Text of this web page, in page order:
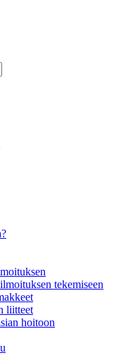
tekemiseen
liitteet
hoitoon